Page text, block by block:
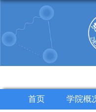
首页 学院概